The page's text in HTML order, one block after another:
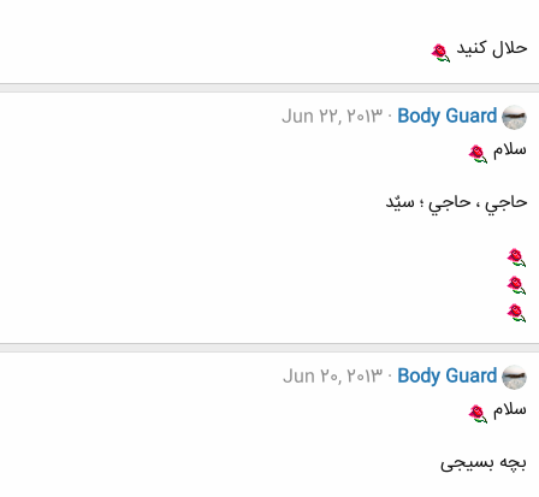
حلال کنید
Body Guard
Jun 22, 2013
سلام
حاجي ، حاجي ؛ سيٌد
Body Guard
Jun 20, 2013
سلام
بچه بسیجی